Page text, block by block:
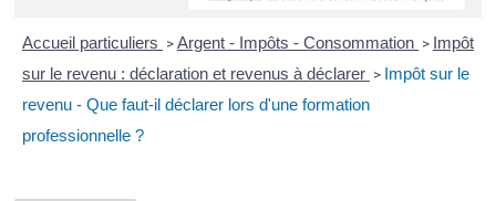
Accueil particuliers > Argent - Impôts - Consommation > Impôt
sur le revenu : déclaration et revenus à déclarer > Impôt sur le
revenu - Que faut-il déclarer lors d'une formation
professionnelle ?